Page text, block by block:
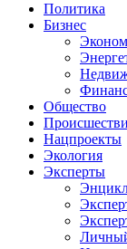
Политика
Бизнес
Общество
Нацпроекты
Экология
Эксперты